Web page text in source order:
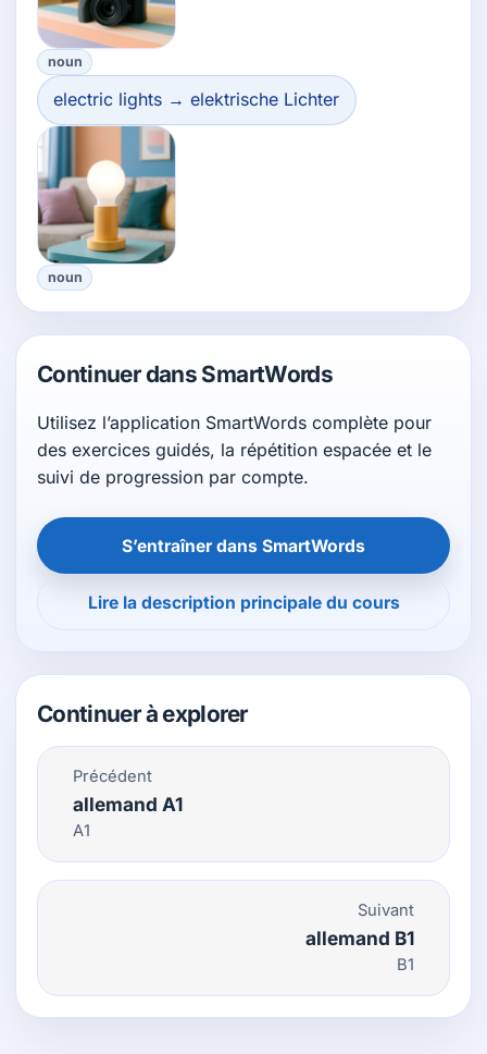
noun
electric lights → elektrische Lichter
noun
Continuer dans SmartWords
Utilisez l’application SmartWords complète pour
des exercices guidés, la répétition espacée et le
suivi de progression par compte.
S’entraîner dans SmartWords
Lire la description principale du cours
Continuer à explorer
Précédent
allemand A1
A1
Suivant
allemand B1
B1